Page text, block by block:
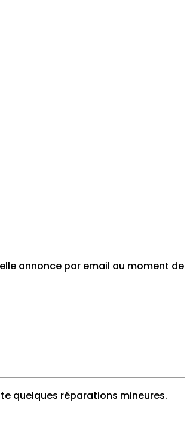
annonce par email au moment de
quelques réparations mineures.